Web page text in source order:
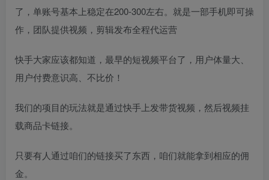
了，单账号基本上稳定在200-300左右。就是一部手机即可操
作，团队提供视频，剪辑发布全程代运营
快手大家应该都知道，最早的短视频平台了，用户体量大、
用户付费意识高、不比价！
我们的项目的玩法就是通过快手上发带货视频，然后视频挂
载商品卡链接。
只要有人通过咱们的链接买了东西，咱们就能拿到相应的佣
金。